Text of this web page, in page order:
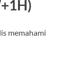
memahami